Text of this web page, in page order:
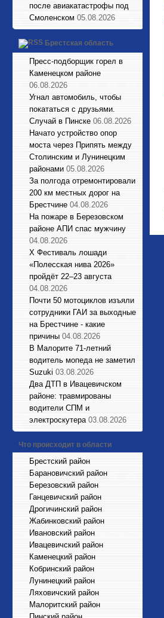
после авиакатастрофы под
Смоленском 05.08.2026
Брестская область
Пресс-подборщик горел в
Каменецком районе
06.08.2026
Угнал автомобиль, чтобы
покататься с друзьями.
Случай в Пинске 06.08.2026
Начато устройство опор
моста через Припять между
Столинским и Лунинецким
районами 05.08.2026
За полгода отремонтировали
200 км местных дорог на
Брестчине 04.08.2026
На пожаре в Березовском
районе АПИ спас мужчину
04.08.2026
X Фестиваль лошади
«Полесская нива 2026»
пройдёт 22–23 августа
04.08.2026
Почти 50 мотоциклов изъяли
сотрудники ГАИ за выходные
на Брестчине - какие
причины 04.08.2026
В Малорите 71-летний
водитель мопеда не заметил
Suzuki 03.08.2026
Два ДТП в Ивацевичском
районе: травмированы
водители СПМ и
электроскутера 03.08.2026
Что происходит в области
Брестский район
Барановичский район
Березовский район
Ганцевичский район
Дрогичинский район
Жабинковский район
Ивановский район
Ивацевичский район
Каменецкий район
Кобринский район
Лунинецкий район
Ляховичский район
Малоритский район